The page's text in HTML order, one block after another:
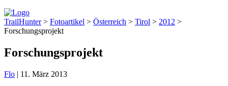
TrailHunter> Fotoartikel > Österreich > Tirol > 2012 >
Forschungsprojekt
Forschungsprojekt
Flo | 11. März 2013